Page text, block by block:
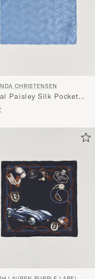
CHRISTENSEN
Paisley Silk Pocket
Sky Blue